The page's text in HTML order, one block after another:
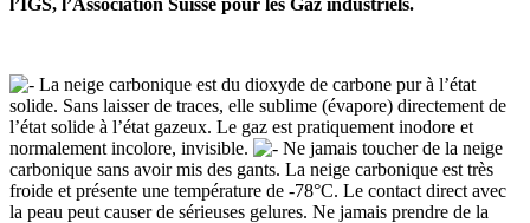
l’IGS, l’Association Suisse pour les Gaz industriels.
La neige carbonique est du dioxyde de carbone pur à l’état
solide. Sans laisser de traces, elle sublime (évapore) directement de
l’état solide à l’état gazeux. Le gaz est pratiquement inodore et
normalement incolore, invisible.
Ne jamais toucher de la neige
carbonique sans avoir mis des gants. La neige carbonique est très
froide et présente une température de -78°C. Le contact direct avec
la peau peut causer de sérieuses gelures. Ne jamais prendre de la